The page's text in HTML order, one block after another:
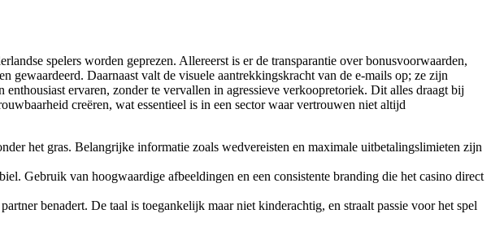
spelers worden geprezen. Allereerst is er de transparantie over bonusvoorwaarden,
Daarnaast valt de visuele aantrekkingskracht van de e-mails op; ze zijn
ervaren, zonder te vervallen in agressieve verkoopretoriek. Dit alles draagt bij
creëren, wat essentieel is in een sector waar vertrouwen niet altijd
het gras. Belangrijke informatie zoals wedvereisten en maximale uitbetalingslimieten zijn
Gebruik van hoogwaardige afbeeldingen en een consistente branding die het casino direct
benadert. De taal is toegankelijk maar niet kinderachtig, en straalt passie voor het spel